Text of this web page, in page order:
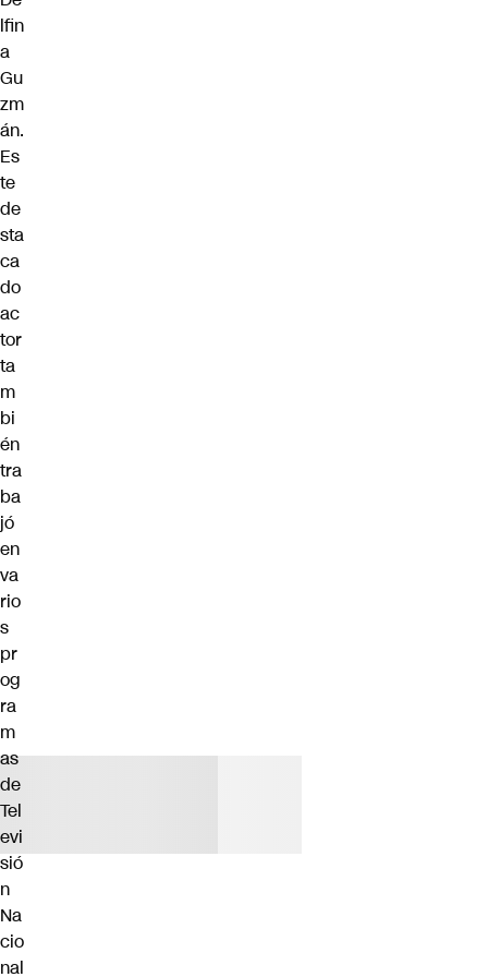
lfin
a
Gu
zm
án.
Es
te
de
sta
ca
do
ac
tor
ta
m
bi
én
tra
ba
jó
en
va
rio
s
pr
og
ra
m
as
de
Tel
evi
sió
n
Na
cio
nal